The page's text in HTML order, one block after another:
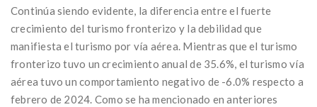
Continúa siendo evidente, la diferencia entre el fuerte
crecimiento del turismo fronterizo y la debilidad que
manifiesta el turismo por vía aérea. Mientras que el turismo
fronterizo tuvo un crecimiento anual de 35.6%, el turismo vía
aérea tuvo un comportamiento negativo de -6.0% respecto a
febrero de 2024. Como se ha mencionado en anteriores